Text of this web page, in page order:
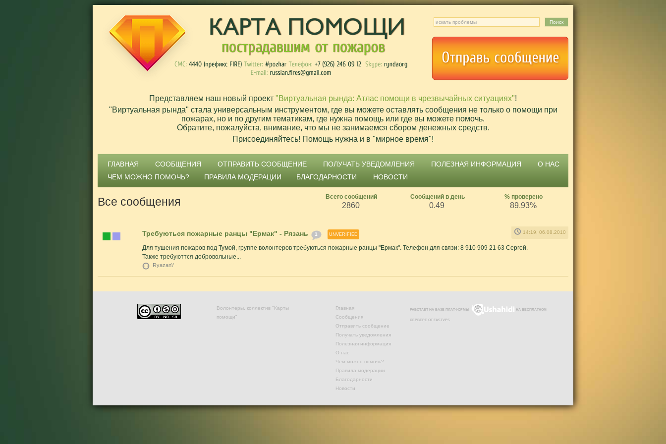
Представляем наш новый проект "Виртуальная рында: Атлас помощи в чрезвычайных ситуациях"!
"Виртуальная рында" стала универсальным инструментом, где вы можете оставлять сообщения не только о помощи при
пожарах, но и по другим тематикам, где нужна помощь или где вы можете помочь.
Обратите, пожалуйста, внимание, что мы не занимаемся сбором денежных средств.
Присоединяйтесь! Помощь нужна и в "мирное время"!
ГЛАВНАЯ СООБЩЕНИЯ ОТПРАВИТЬ СООБЩЕНИЕ ПОЛУЧАТЬ УВЕДОМЛЕНИЯ ПОЛЕЗНАЯ ИНФОРМАЦИЯ
О НАС
ЧЕМ МОЖНО ПОМОЧЬ?
ПРАВИЛА МОДЕРАЦИИ БЛАГОДАРНОСТИ НОВОСТИ
Всего сообщений Сообщений в день % проверено
2860 0.49 89.93%
Все сообщения
Требуються пожарные ранцы "Ермак" - Рязань 1 UNVERIFIED 14:19, 06.08.2010
Для тушения пожаров под Тумой, группе волонтеров требуються пожарные ранцы "Ермак". Телефон для связи: 8 910 909 21 63 Сергей.
Также требуюттся добровольные...
Ryazan\'
Волонтеры, коллектив "Карты
помощи"
Главная
Сообщения
Отправить сообщение
Получать уведомления
Полезная информация
О нас
Чем можно помочь?
Правила модерации
Благодарности
Новости
РАБОТАЕТ НА БАЗЕ ПЛАТФОРМЫ НА БЕСПЛАТНОМ
СЕРВЕРЕ ОТ FASTVPS